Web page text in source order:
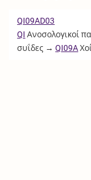
QI09AD03
QI Ανοσολογικοί
συΐδες →QI09A